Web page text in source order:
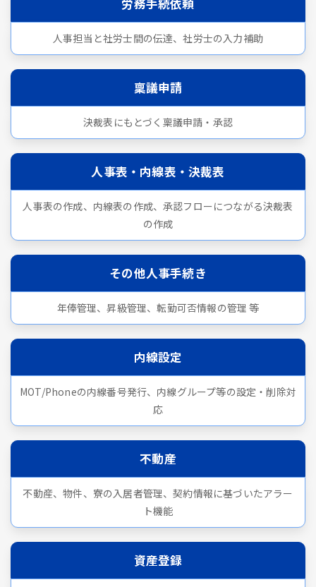
労務手続依頼
人事担当と社労士間の伝達、社労士の入力補助
稟議申請
決裁表にもとづく稟議申請・承認
人事表・内線表・決裁表
人事表の作成、内線表の作成、承認フローにつながる決裁表
の作成
その他人事手続き
年俸管理、昇級管理、転勤可否情報の管理 等
内線設定
MOT/Phoneの内線番号発行、内線グループ等の設定・削除対
応
不動産
不動産、物件、寮の入居者管理、契約情報に基づいたアラー
ト機能
資産登録